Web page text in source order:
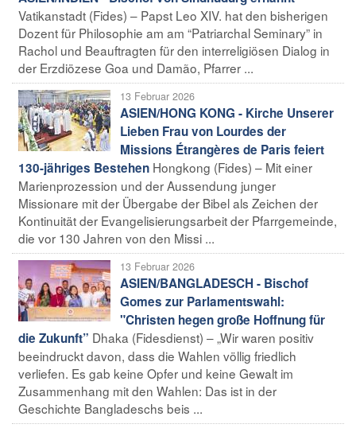
Vatikanstadt (Fides) – Papst Leo XIV. hat den bisherigen
Dozent für Philosophie am am “Patriarchal Seminary” in
Rachol und Beauftragten für den interreligiösen Dialog in
der Erzdiözese Goa und Damão, Pfarrer ...
13 Februar 2026
ASIEN/HONG KONG - Kirche Unserer
Lieben Frau von Lourdes der
Missions Étrangères de Paris feiert
130-jähriges Bestehen Hongkong (Fides) – Mit einer
Marienprozession und der Aussendung junger
Missionare mit der Übergabe der Bibel als Zeichen der
Kontinuität der Evangelisierungsarbeit der Pfarrgemeinde,
die vor 130 Jahren von den Missi ...
13 Februar 2026
ASIEN/BANGLADESCH - Bischof
Gomes zur Parlamentswahl:
"Christen hegen große Hoffnung für
die Zukunft” Dhaka (Fidesdienst) – „Wir waren positiv
beeindruckt davon, dass die Wahlen völlig friedlich
verliefen. Es gab keine Opfer und keine Gewalt im
Zusammenhang mit den Wahlen: Das ist in der
Geschichte Bangladeschs beis ...